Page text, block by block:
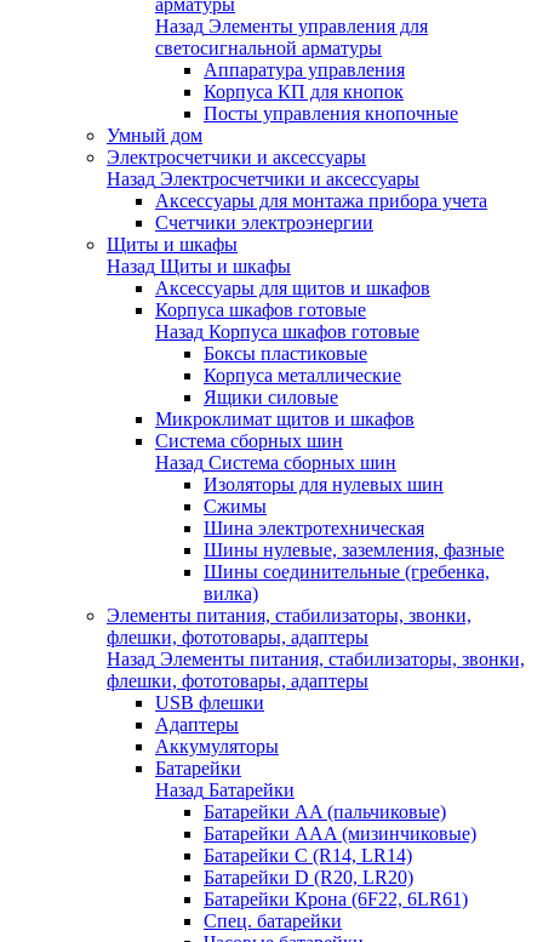
арматуры
Назад Элементы управления для
светосигнальной арматуры
Аппаратура управления
Корпуса КП для кнопок
Посты управления кнопочные
Умный дом
Электросчетчики и аксессуары
Назад Электросчетчики и аксессуары
Аксессуары для монтажа прибора учета
Счетчики электроэнергии
Щиты и шкафы
Назад Щиты и шкафы
Аксессуары для щитов и шкафов
Корпуса шкафов готовые
Назад Корпуса шкафов готовые
Боксы пластиковые
Корпуса металлические
Ящики силовые
Микроклимат щитов и шкафов
Система сборных шин
Назад Система сборных шин
Изоляторы для нулевых шин
Сжимы
Шина электротехническая
Шины нулевые, заземления, фазные
Шины соединительные (гребенка,
вилка)
Элементы питания, стабилизаторы, звонки,
флешки, фототовары, адаптеры
Назад Элементы питания, стабилизаторы, звонки,
флешки, фототовары, адаптеры
USB флешки
Адаптеры
Аккумуляторы
Батарейки
Назад Батарейки
Батарейки AA (пальчиковые)
Батарейки AAA (мизинчиковые)
Батарейки C (R14, LR14)
Батарейки D (R20, LR20)
Батарейки Крона (6F22, 6LR61)
Спец. батарейки